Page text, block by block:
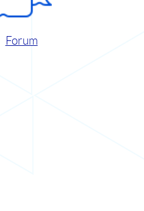
Forum